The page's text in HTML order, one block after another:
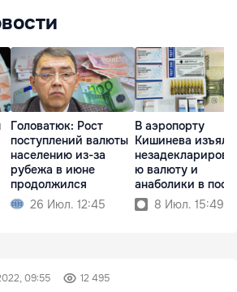
Головатюк: Рост
поступлений валюты
населению из-за
рубежа в июне
продолжился
26 Июл. 12:45
В аэропорту
Кишинева изъяли
ю валюту и
анаболики в
8 Июл. 15:49
09:55 12 495